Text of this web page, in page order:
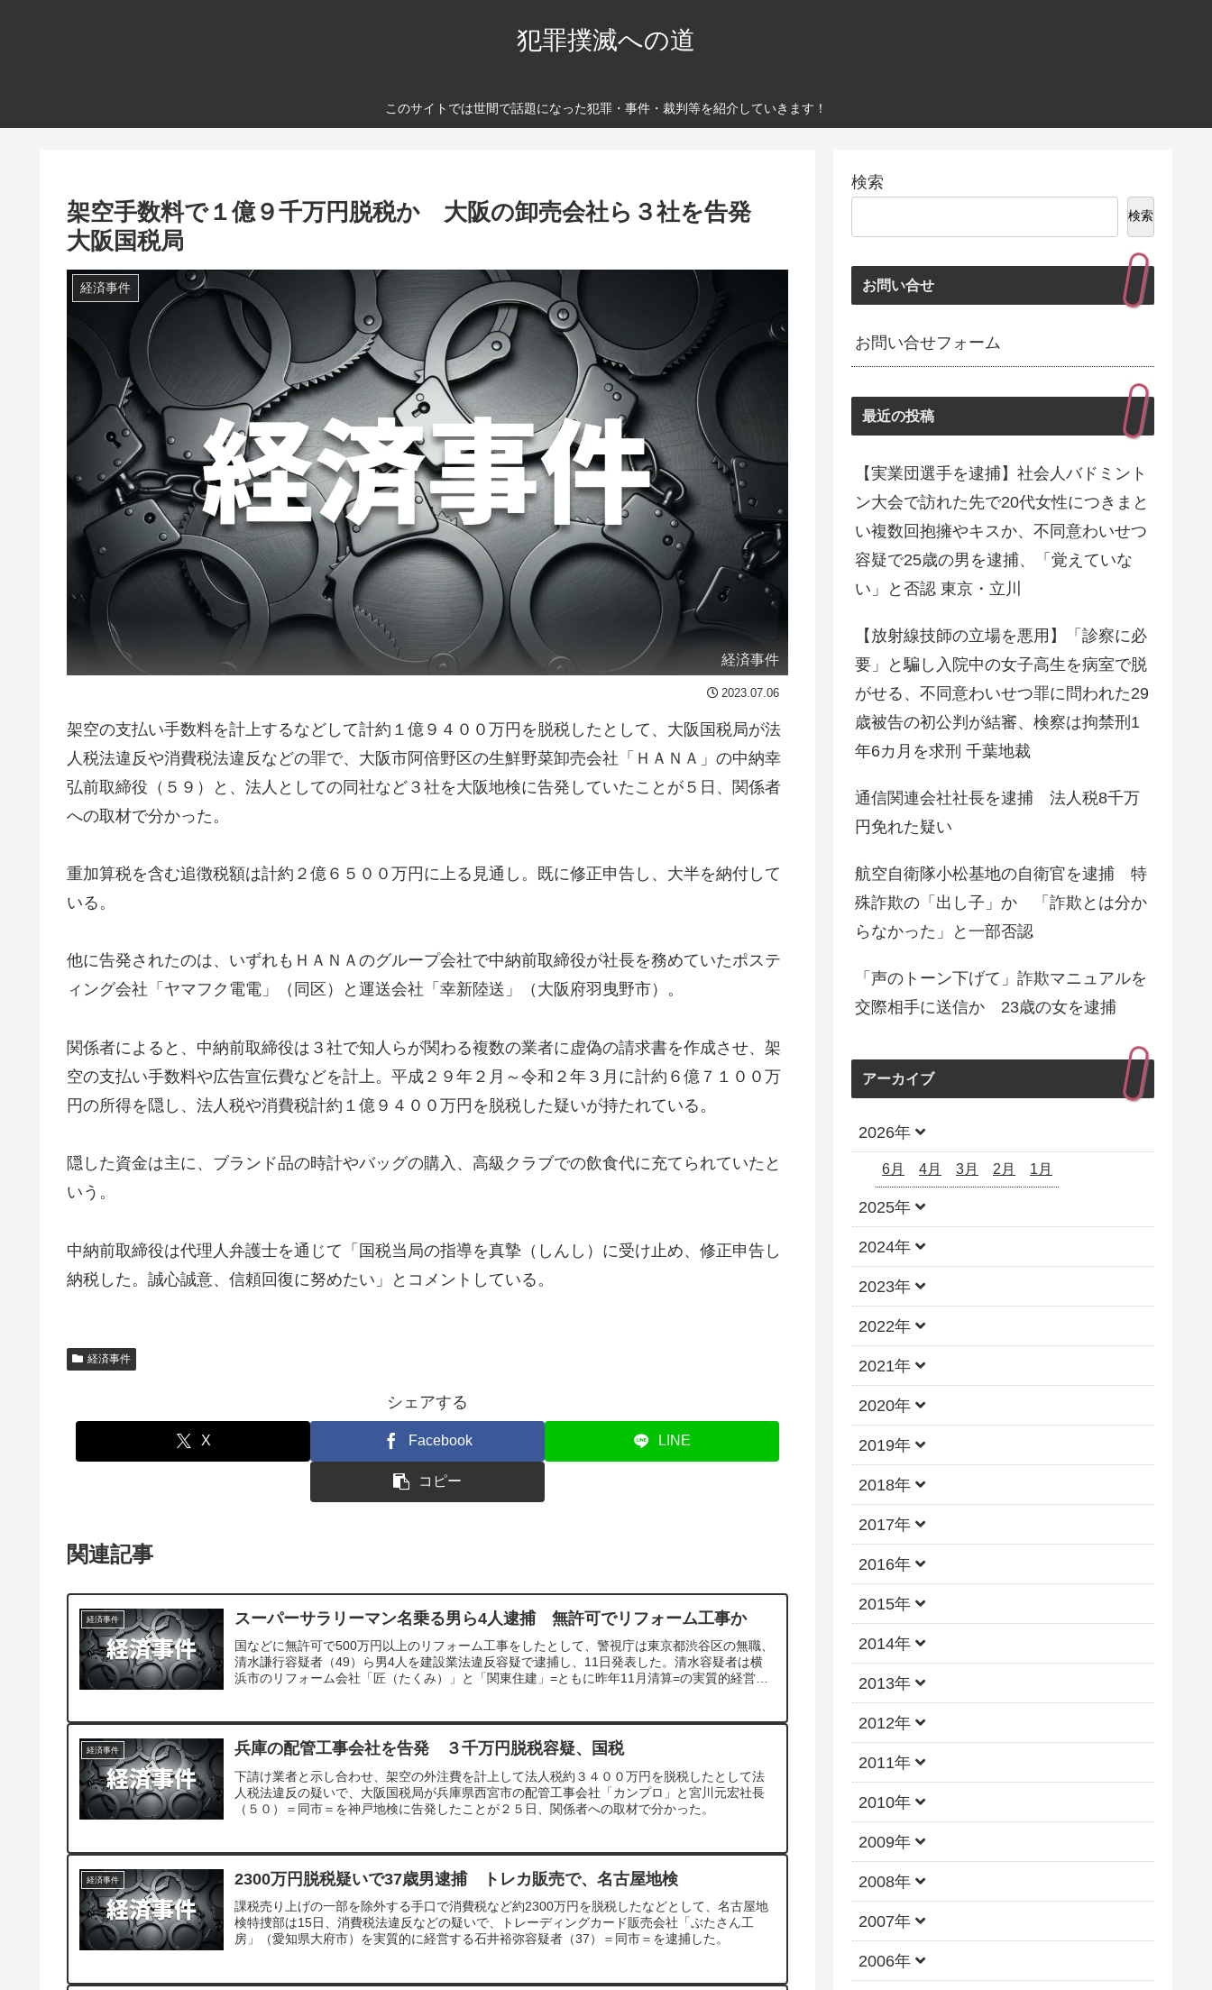
犯罪撲滅への道
このサイトでは世間で話題になった犯罪・事件・裁判等を紹介していきます！
架空手数料で１億９千万円脱税か 大阪の卸売会社ら３社を告発
大阪国税局
経済事件
経済事件
2023.07.06
架空の支払い手数料を計上するなどして計約１億９４００万円を脱税したとして、大阪国税局が法
人税法違反や消費税法違反などの罪で、大阪市阿倍野区の生鮮野菜卸売会社「ＨＡＮＡ」の中納幸
弘前取締役（５９）と、法人としての同社など３社を大阪地検に告発していたことが５日、関係者
への取材で分かった。
重加算税を含む追徴税額は計約２億６５００万円に上る見通し。既に修正申告し、大半を納付して
いる。
他に告発されたのは、いずれもＨＡＮＡのグループ会社で中納前取締役が社長を務めていたポステ
ィング会社「ヤマフク電電」（同区）と運送会社「幸新陸送」（大阪府羽曳野市）。
関係者によると、中納前取締役は３社で知人らが関わる複数の業者に虚偽の請求書を作成させ、架
空の支払い手数料や広告宣伝費などを計上。平成２９年２月～令和２年３月に計約６億７１００万
円の所得を隠し、法人税や消費税計約１億９４００万円を脱税した疑いが持たれている。
隠した資金は主に、ブランド品の時計やバッグの購入、高級クラブでの飲食代に充てられていたと
いう。
中納前取締役は代理人弁護士を通じて「国税当局の指導を真摯（しんし）に受け止め、修正申告し
納税した。誠心誠意、信頼回復に努めたい」とコメントしている。
経済事件
シェアする
X Facebook LINE
コピー
関連記事
経済事件 スーパーサラリーマン名乗る男ら4人逮捕 無許可でリフォーム工事か
国などに無許可で500万円以上のリフォーム工事をしたとして、警視庁は東京都渋谷区の無職、
清水謙行容疑者（49）ら男4人を建設業法違反容疑で逮捕し、11日発表した。清水容疑者は横
浜市のリフォーム会社「匠（たくみ）」と「関東住建」=ともに昨年11月清算=の実質的経営
経済事件 兵庫の配管工事会社を告発 ３千万円脱税容疑、国税
下請け業者と示し合わせ、架空の外注費を計上して法人税約３４００万円を脱税したとして法
人税法違反の疑いで、大阪国税局が兵庫県西宮市の配管工事会社「カンプロ」と宮川元宏社長
（５０）＝同市＝を神戸地検に告発したことが２５日、関係者への取材で分かった。
経済事件 2300万円脱税疑いで37歳男逮捕 トレカ販売で、名古屋地検
課税売り上げの一部を除外する手口で消費税など約2300万円を脱税したなどとして、名古屋地
検特捜部は15日、消費税法違反などの疑いで、トレーディングカード販売会社「ぶたさん工
房」（愛知県大府市）を実質的に経営する石井裕弥容疑者（37）＝同市＝を逮捕した。
検索
検索
お問い合せ
お問い合せフォーム
最近の投稿
【実業団選手を逮捕】社会人バドミント
ン大会で訪れた先で20代女性につきまと
い複数回抱擁やキスか、不同意わいせつ
容疑で25歳の男を逮捕、「覚えていな
い」と否認 東京・立川
【放射線技師の立場を悪用】「診察に必
要」と騙し入院中の女子高生を病室で脱
がせる、不同意わいせつ罪に問われた29
歳被告の初公判が結審、検察は拘禁刑1
年6カ月を求刑 千葉地裁
通信関連会社社長を逮捕 法人税8千万
円免れた疑い
航空自衛隊小松基地の自衛官を逮捕 特
殊詐欺の「出し子」か 「詐欺とは分か
らなかった」と一部否認
「声のトーン下げて」詐欺マニュアルを
交際相手に送信か 23歳の女を逮捕
アーカイブ
2026年
6月 4月 3月 2月 1月
2025年
2024年
2023年
2022年
2021年
2020年
2019年
2018年
2017年
2016年
2015年
2014年
2013年
2012年
2011年
2010年
2009年
2008年
2007年
2006年